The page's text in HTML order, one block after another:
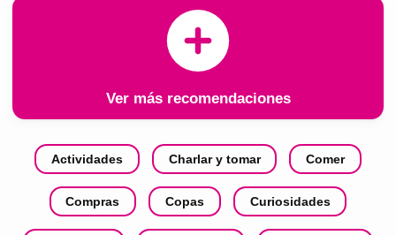
Ver más recomendaciones
Actividades Charlar y tomar Comer
Compras Copas Curiosidades